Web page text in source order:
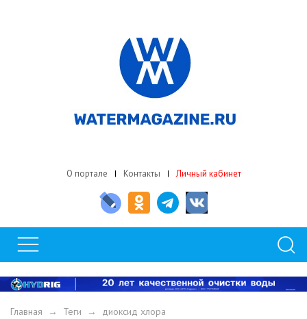
О портале Контакты Личный кабинет
Главная → Теги → диоксид хлора